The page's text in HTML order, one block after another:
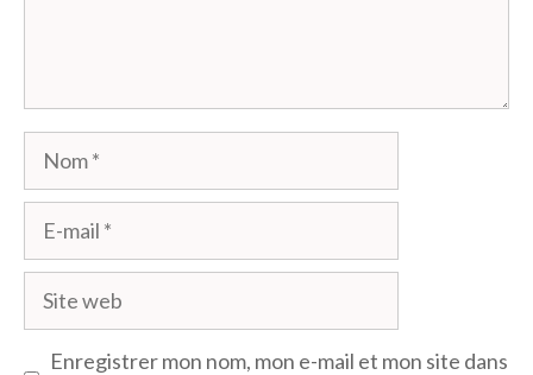
Nom
mail
Site
web
Enregistrer mon nom, mon e-mail et mon site dans